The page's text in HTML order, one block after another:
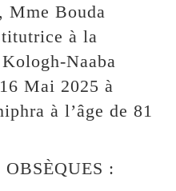
Mme Bouda
à la
Naaba
Mai 2025 à
à l’âge de 81
: